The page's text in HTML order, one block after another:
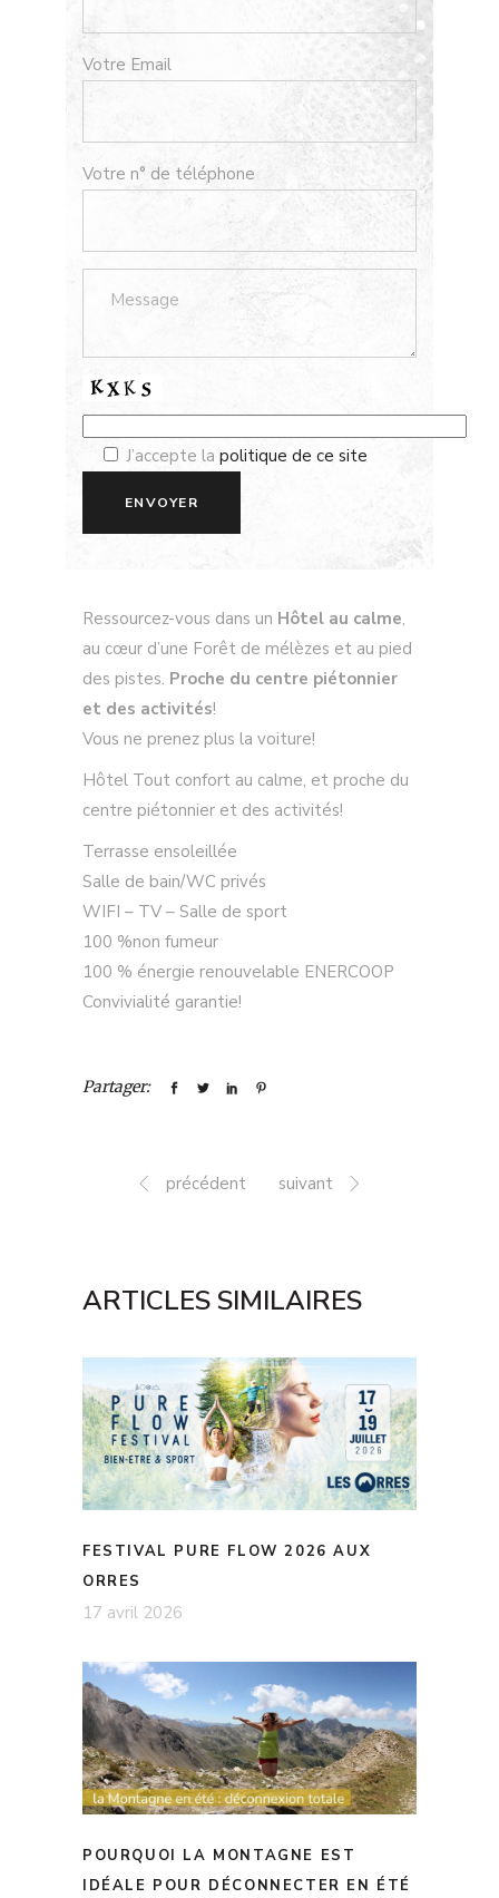
Votre Email
Votre n° de téléphone
J’accepte la politique de ce site
Ressourcez-vous dans un Hôtel au calme,
au cœur d’une Forêt de mélèzes et au pied
des pistes. Proche du centre piétonnier
et des activités!
Vous ne prenez plus la voiture!
Hôtel Tout confort au calme, et proche du
centre piétonnier et des activités!
Terrasse ensoleillée
Salle de bain/WC privés
WIFI – TV – Salle de sport
100 %non fumeur
100 % énergie renouvelable ENERCOOP
Convivialité garantie!
Partager:
précédent suivant
ARTICLES SIMILAIRES
FESTIVAL PURE FLOW 2026 AUX
ORRES
17 avril 2026
POURQUOI LA MONTAGNE EST
IDÉALE POUR DÉCONNECTER EN ÉTÉ